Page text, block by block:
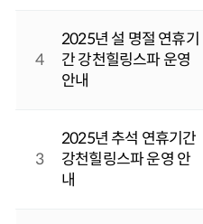
4
2025년 설 명절 연휴기
간 강천힐링스파 운영
안내
3
2025년 추석 연휴기간
강천힐링스파 운영 안
내